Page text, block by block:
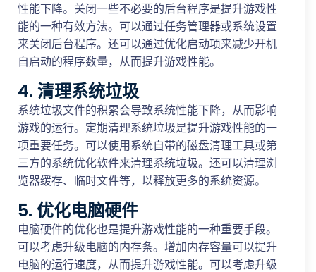
性能下降。关闭一些不必要的后台程序是提升游戏性
能的一种有效方法。可以通过任务管理器或系统设置
来关闭后台程序。还可以通过优化启动项来减少开机
自启动的程序数量，从而提升游戏性能。
4. 清理系统垃圾
系统垃圾文件的积累会导致系统性能下降，从而影响
游戏的运行。定期清理系统垃圾是提升游戏性能的一
项重要任务。可以使用系统自带的磁盘清理工具或第
三方的系统优化软件来清理系统垃圾。还可以清理浏
览器缓存、临时文件等，以释放更多的系统资源。
5. 优化电脑硬件
电脑硬件的优化也是提升游戏性能的一种重要手段。
可以考虑升级电脑的内存条。增加内存容量可以提升
电脑的运行速度，从而提升游戏性能。可以考虑升级